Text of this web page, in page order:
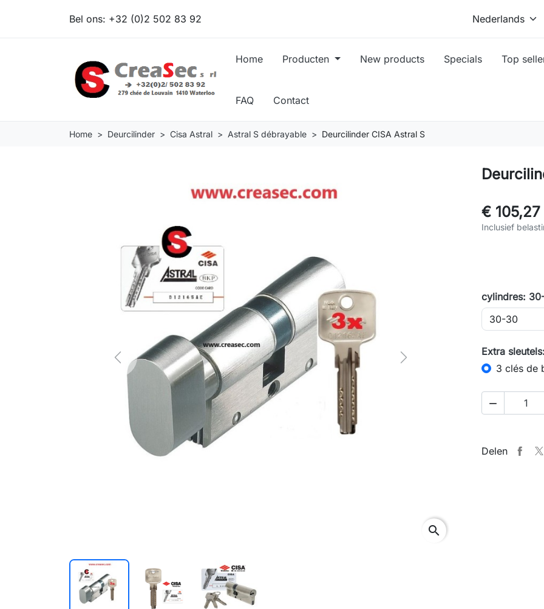
Bel ons: +32 (0)2 502 83 92
Home Producten New products Specials Top
FAQ Contact
Home Deurcilinder Cisa Astral Astral S débrayable Deurcilinder CISA Astral S
Previous Next
search
€ 105,27
Inclusief
cylindres:
Extra
3 clés de

Delen